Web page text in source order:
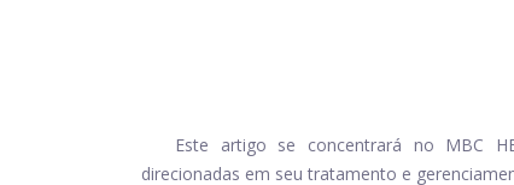
Este artigo se concentrará no MBC
direcionadas em seu tratamento e